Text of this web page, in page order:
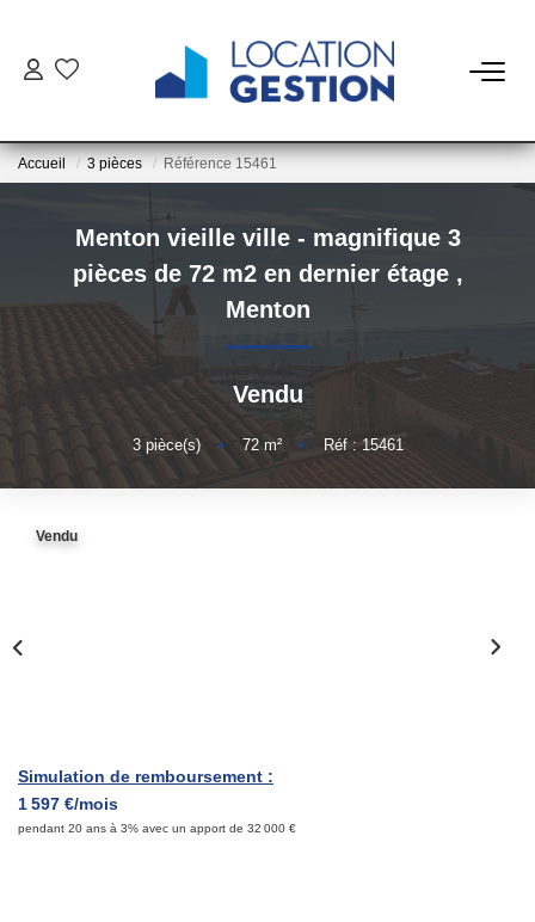
La Gestion Du Bien
La Gestion Du Locataire
ESTIMER
ESPACE CLIENT
Propriétaire
Accueil 3 pièces Référence 15461
Menton vieille ville - magnifique 3
pièces de 72 m2 en dernier étage ,
Menton
Vendu
3pièce(s) • 72m² • Réf : 15461
Vendu
Simulation de remboursement :
1 597 €/mois
pendant 20 ans à 3% avec un apport de 32 000 €